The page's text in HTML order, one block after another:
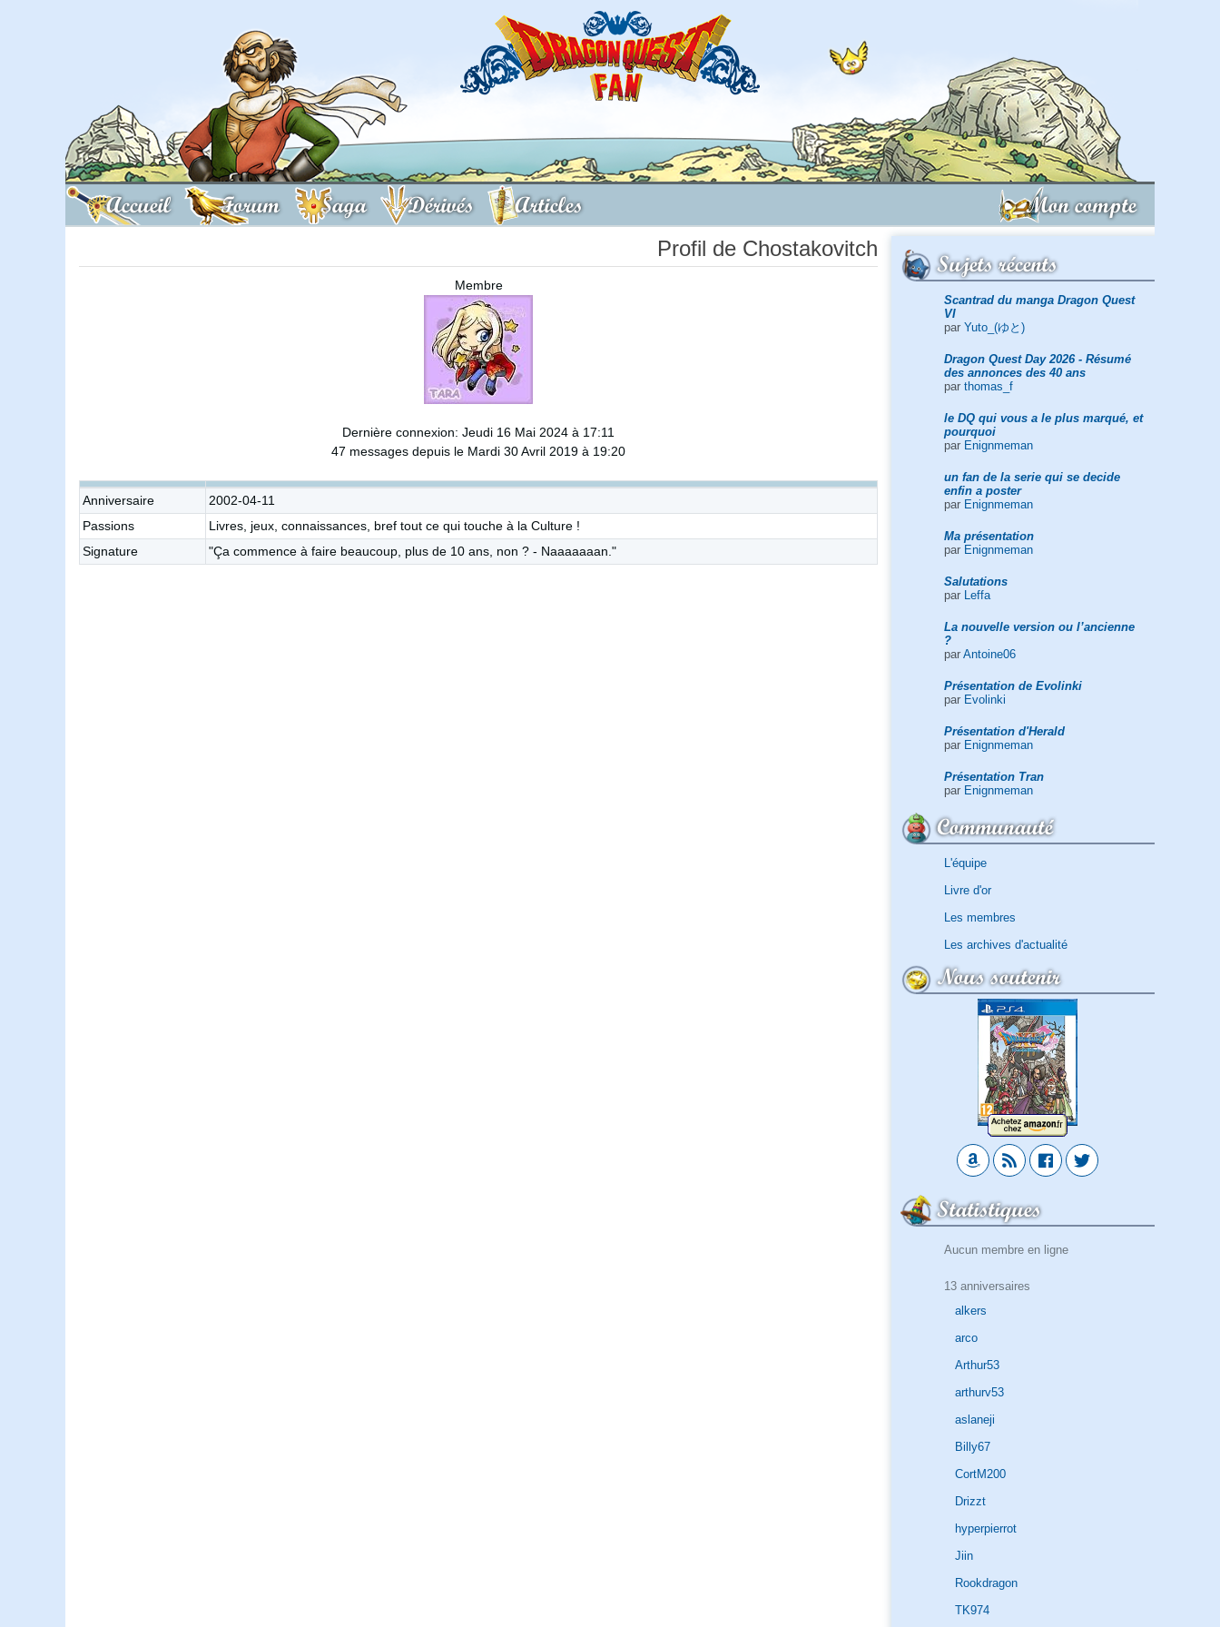
Accueil Forum Saga Dérivés Articles Mon compte
Sujets récents
Scantrad du manga Dragon Quest
VI
par Yuto_(ゆと)
Dragon Quest Day 2026 - Résumé
des annonces des 40 ans
par thomas_f
le DQ qui vous a le plus marqué, et
pourquoi
par Enignmeman
un fan de la serie qui se decide
enfin a poster
par Enignmeman
Ma présentation
par Enignmeman
Salutations
par
Leffa
La nouvelle version ou l’ancienne
?
par Antoine06
Présentation de Evolinki
par Evolinki
Présentation d'Herald
par Enignmeman
Présentation Tran
par Enignmeman
Communauté
L'équipe
Livre d'or
Les membres
Les archives d'actualité
Nous soutenir
Statistiques
Aucun membre en ligne
13 anniversaires
alkers
arco
Arthur53
arthurv53
aslaneji
Billy67
CortM200
Drizzt
hyperpierrot
Jiin
Rookdragon
TK974
Profil de Chostakovitch
Membre
Dernière connexion: Jeudi 16 Mai 2024 à 17:11
47 messages depuis le Mardi 30 Avril 2019 à 19:20
Anniversaire
2002-04-11
Passions
Livres, jeux, connaissances, bref tout ce qui touche à la Culture !
Signature
"Ça commence à faire beaucoup, plus de 10 ans, non ? - Naaaaaaan."